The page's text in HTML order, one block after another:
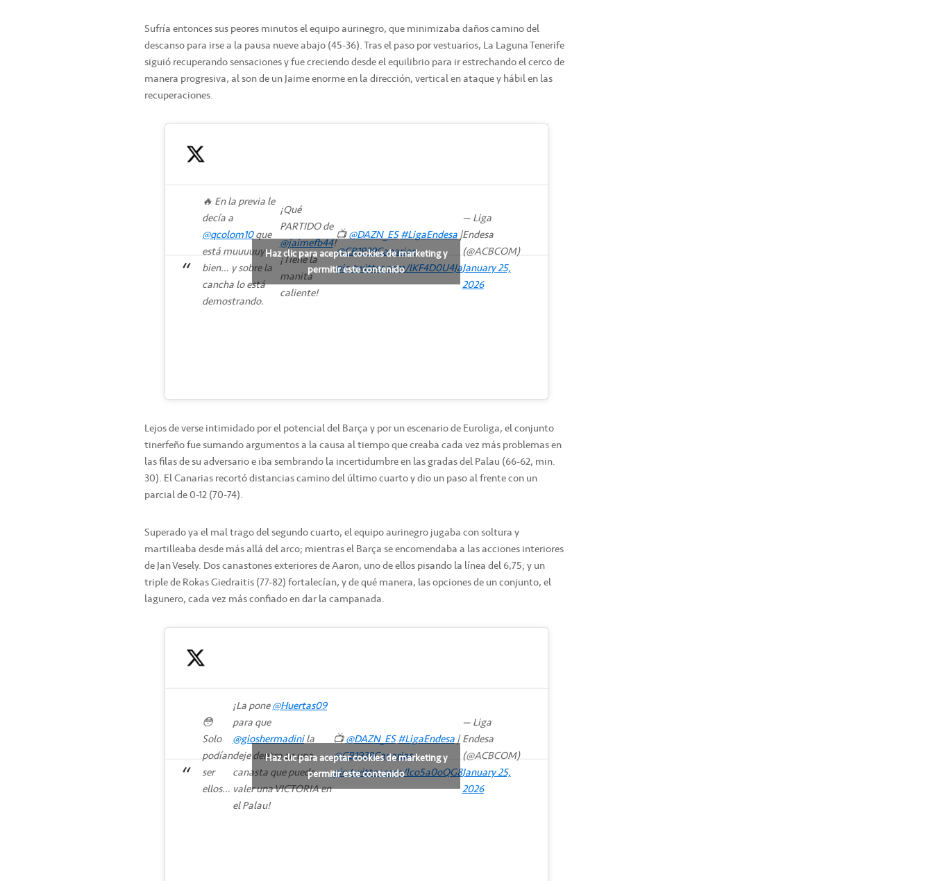
Sufría entonces sus peores minutos el equipo aurinegro, que minimizaba daños camino del
descanso para irse a la pausa nueve abajo (45-36). Tras el paso por vestuarios, La Laguna Tenerife
siguió recuperando sensaciones y fue creciendo desde el equilibrio para ir estrechando el cerco de
manera progresiva, al son de un Jaime enorme en la dirección, vertical en ataque y hábil en las
recuperaciones.
🔥 En la previa le
decía a
@qcolom10que
está muuuuuy
bien… y sobre la
cancha lo está
demostrando.
¡Qué
PARTIDO de
@jaimefb44!
¡Tiene la
manita
caliente!
📺@DAZN_ES#LigaEndesa|
@CB1939Canarias
pic.twitter.com/lKF4D0U4Ja
— Liga
Endesa
(@ACBCOM)
January 25,
2026
Haz clic para aceptar cookies de marketing y
permitir este contenido
Lejos de verse intimidado por el potencial del Barça y por un escenario de Euroliga, el conjunto
tinerfeño fue sumando argumentos a la causa al tiempo que creaba cada vez más problemas en
las filas de su adversario e iba sembrando la incertidumbre en las gradas del Palau (66-62, min.
30). El Canarias recortó distancias camino del último cuarto y dio un paso al frente con un
parcial de 0-12 (70-74).
Superado ya el mal trago del segundo cuarto, el equipo aurinegro jugaba con soltura y
martilleaba desde más allá del arco; mientras el Barça se encomendaba a las acciones interiores
de Jan Vesely. Dos canastones exteriores de Aaron, uno de ellos pisando la línea del 6,75; y un
triple de Rokas Giedraitis (77-82) fortalecían, y de qué manera, las opciones de un conjunto, el
lagunero, cada vez más confiado en dar la campanada.
😳
Solo
podían
ser
ellos…
¡La pone@Huertas09
para que
@gioshermadinila
deje dentro en una
canasta que puede
valer una VICTORIA en
el Palau!
📺@DAZN_ES#LigaEndesa|
@CB1939Canarias
pic.twitter.com/lco5a0oQG8
— Liga
Endesa
(@ACBCOM)
January 25,
2026
Haz clic para aceptar cookies de marketing y
permitir este contenido